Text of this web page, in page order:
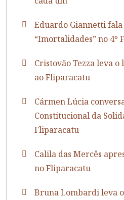
Eduardo Giannetti fala
“Imortalidades” no 4º
Cristovão Tezza leva o
ao Fliparacatu
Cármen Lúcia
Constitucional da
Fliparacatu
Calila das Mercês
no Fliparacatu
Bruna Lombardi leva